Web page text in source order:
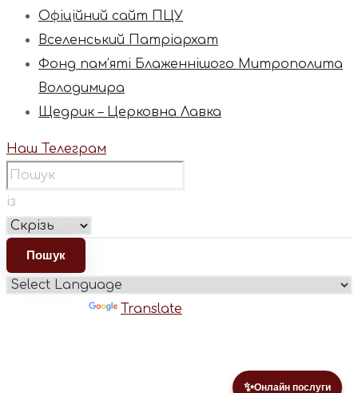
✨Онлайн послуги
Офіційний сайт ПЦУ
Вселенський Патріархат
Фонд пам’яті Блаженнішого Митрополита
Володимира
Щедрик – Церковна Лавка
Наш Телеграм
із
Translate